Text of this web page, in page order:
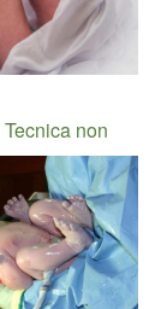
Tecnica non